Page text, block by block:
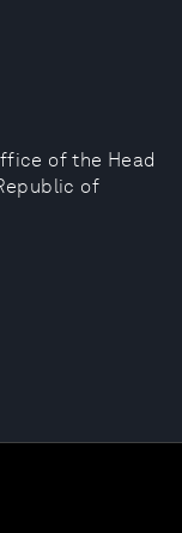
of the Head
of